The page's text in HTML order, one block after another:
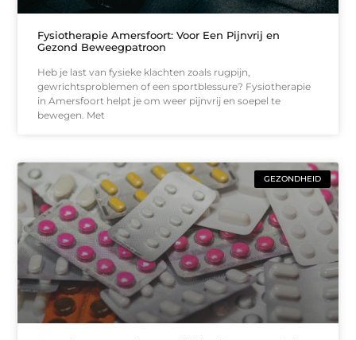
Fysiotherapie Amersfoort: Voor Een Pijnvrij en
Gezond Beweegpatroon
Heb je last van fysieke klachten zoals rugpijn,
gewrichtsproblemen of een sportblessure? Fysiotherapie
in Amersfoort helpt je om weer pijnvrij en soepel te
bewegen. Met
GEZONDHEID